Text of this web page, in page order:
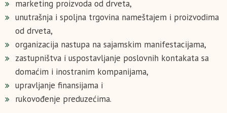
marketing proizvoda od drveta,
unutrašnja i spoljna trgovina nameštajem i proizvodima
od drveta,
organizacija nastupa na sajamskim manifestacijama,
zastupništva i uspostavljanje poslovnih kontakata sa
domaćim i inostranim kompanijama,
upravljanje finansijama i
rukovođenje preduzećima.